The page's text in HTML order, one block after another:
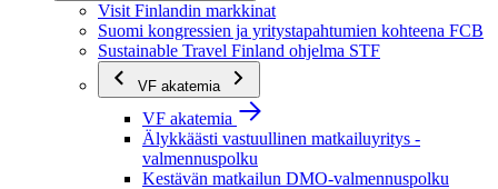
Visit Finlandin markkinat
Suomi kongressien ja yritystapahtumien kohteena FCB
Sustainable Travel Finland ohjelma STF
VF akatemia
VF akatemia
Älykkäästi vastuullinen matkailuyritys -
valmennuspolku
Kestävän matkailun DMO-valmennuspolku